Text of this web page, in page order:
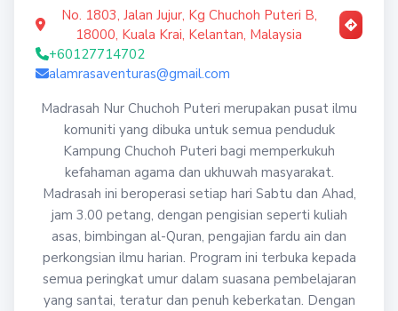
No. 1803, Jalan Jujur, Kg Chuchoh Puteri B,
18000, Kuala Krai, Kelantan, Malaysia
+60127714702
alamrasaventuras@gmail.com
Madrasah Nur Chuchoh Puteri merupakan pusat ilmu
komuniti yang dibuka untuk semua penduduk
Kampung Chuchoh Puteri bagi memperkukuh
kefahaman agama dan ukhuwah masyarakat.
Madrasah ini beroperasi setiap hari Sabtu dan Ahad,
jam 3.00 petang, dengan pengisian seperti kuliah
asas, bimbingan al-Quran, pengajian fardu ain dan
perkongsian ilmu harian. Program ini terbuka kepada
semua peringkat umur dalam suasana pembelajaran
yang santai, teratur dan penuh keberkatan. Dengan